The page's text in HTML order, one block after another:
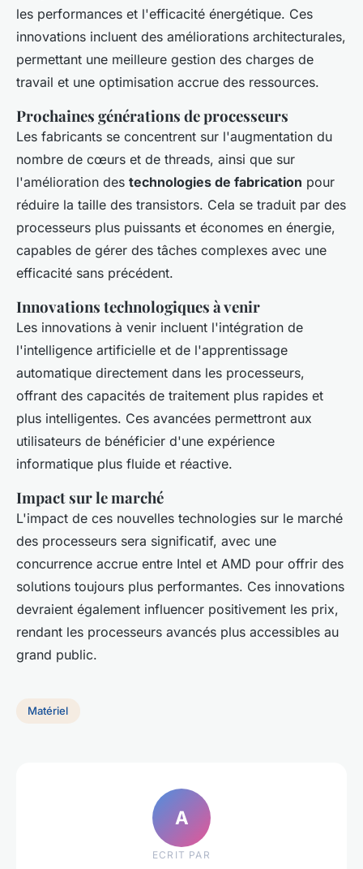
les performances et l'efficacité énergétique. Ces
innovations incluent des améliorations architecturales,
permettant une meilleure gestion des charges de
travail et une optimisation accrue des ressources.
Prochaines générations de processeurs
Les fabricants se concentrent sur l'augmentation du
nombre de cœurs et de threads, ainsi que sur
l'amélioration des technologies de fabrication pour
réduire la taille des transistors. Cela se traduit par des
processeurs plus puissants et économes en énergie,
capables de gérer des tâches complexes avec une
efficacité sans précédent.
Innovations technologiques à venir
Les innovations à venir incluent l'intégration de
l'intelligence artificielle et de l'apprentissage
automatique directement dans les processeurs,
offrant des capacités de traitement plus rapides et
plus intelligentes. Ces avancées permettront aux
utilisateurs de bénéficier d'une expérience
informatique plus fluide et réactive.
Impact sur le marché
L'impact de ces nouvelles technologies sur le marché
des processeurs sera significatif, avec une
concurrence accrue entre Intel et AMD pour offrir des
solutions toujours plus performantes. Ces innovations
devraient également influencer positivement les prix,
rendant les processeurs avancés plus accessibles au
grand public.
Matériel
A
ECRIT PAR